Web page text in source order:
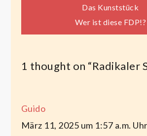
r
e
n
Das Kunststück
Wer ist diese FDP!?
1 thought on “Radikaler
Guido
März 11, 2025 um 1:57 a.m. Uhr